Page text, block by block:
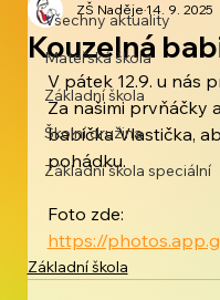
Všechny aktuality
Mateřská škola
Základní škola
Školní družina
Základní škola speciální
Kouzelná
ZŠ Naděje14. 9. 2025
V pátek 12.9. u nás
Za našimi prvňáčky
babička Vlastička,
pohádku.
Foto zde:
https://
Základní škola